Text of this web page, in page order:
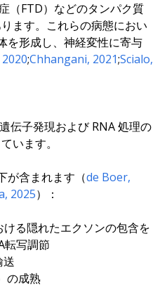
（FTD）などのタンパク質
ます。これらの病態におい
を形成し、神経変性に寄与
2020;Chhangani, 2021;Scialo,
伝子発現および RNA 処理の
います。
が含まれます（de Boer,
2025）：
る隠れたエクソンの包含を
転写調節
送
の成熟